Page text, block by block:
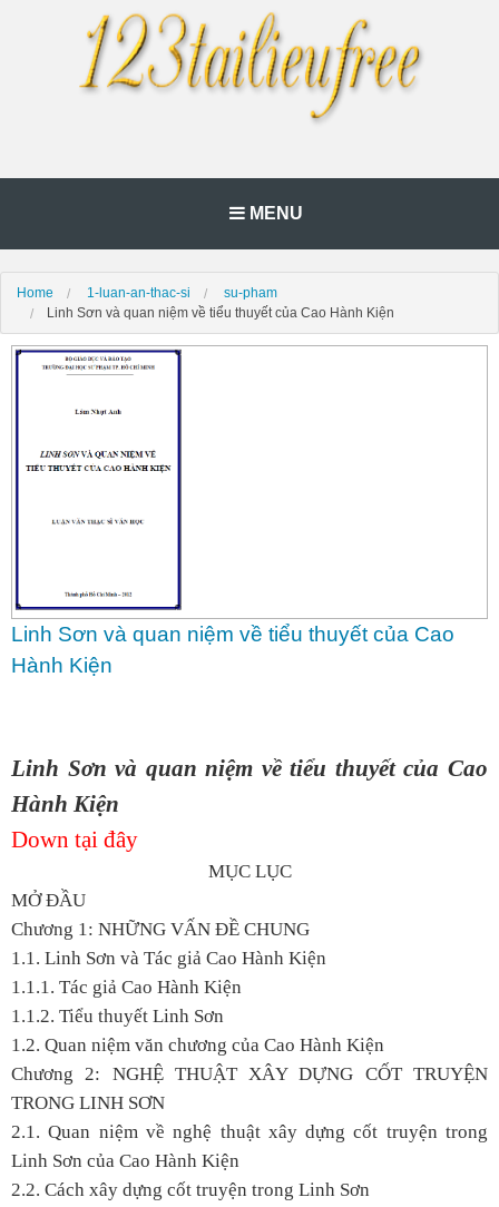
MENU
Home 1-luan-an-thac-si
su-pham
Linh Sơn và quan niệm về tiểu thuyết của Cao Hành Kiện
Linh Sơn và quan niệm về tiểu thuyết của Cao
Hành Kiện
Linh Sơn và quan niệm về tiểu thuyết của Cao
Hành Kiện
Down tại đây
MỤC LỤC
MỞ ĐẦU
Chương 1: NHỮNG VẤN ĐỀ CHUNG
1.1. Linh Sơn và Tác giả Cao Hành Kiện
1.1.1. Tác giả Cao Hành Kiện
1.1.2. Tiểu thuyết Linh Sơn
1.2. Quan niệm văn chương của Cao Hành Kiện
Chương 2: NGHỆ THUẬT XÂY DỰNG CỐT TRUYỆN
TRONG LINH SƠN
2.1. Quan niệm về nghệ thuật xây dựng cốt truyện trong
Linh Sơn của Cao Hành Kiện
2.2. Cách xây dựng cốt truyện trong Linh Sơn